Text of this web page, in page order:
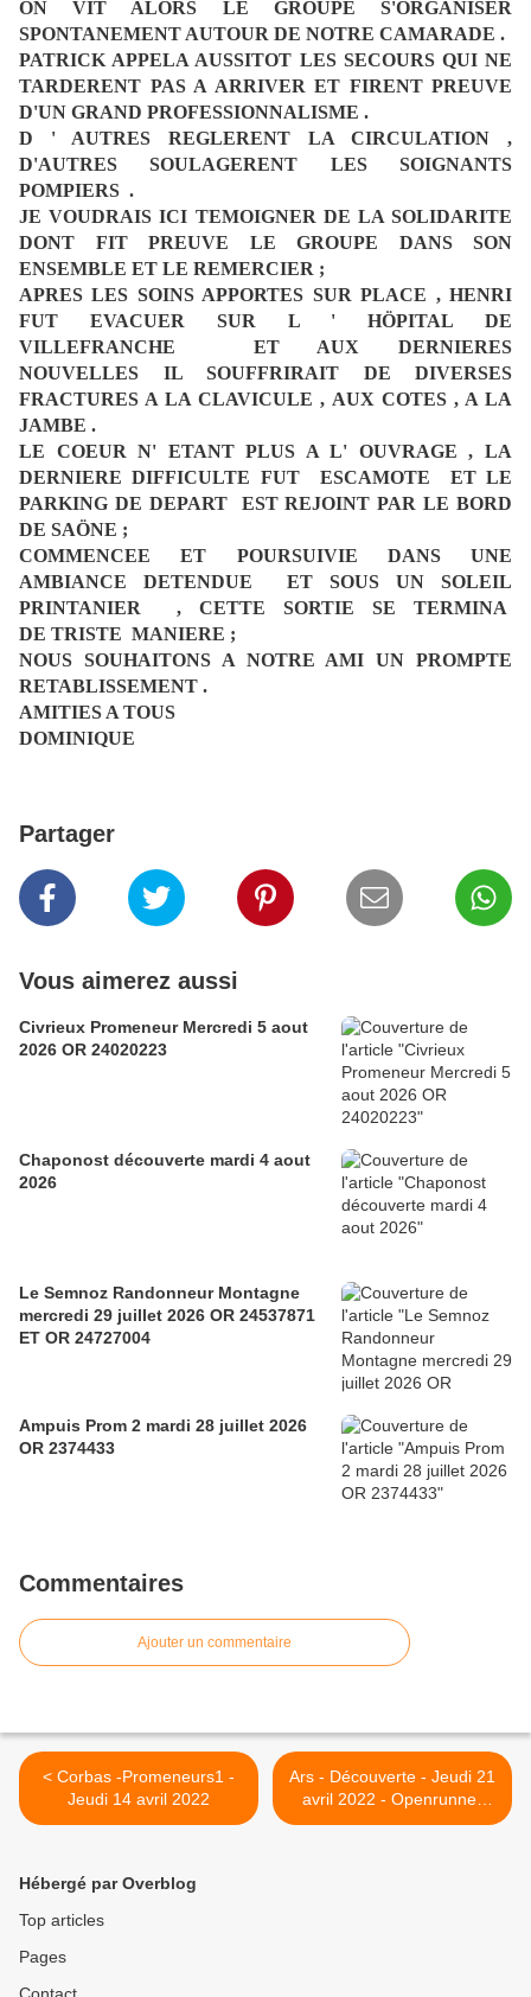
ON VIT ALORS LE GROUPE S'ORGANISER
SPONTANEMENT AUTOUR DE NOTRE CAMARADE .
PATRICK APPELA AUSSITOT LES SECOURS QUI NE
TARDERENT PAS A ARRIVER ET FIRENT PREUVE
D'UN GRAND PROFESSIONNALISME .
D ' AUTRES REGLERENT LA CIRCULATION ,
D'AUTRES SOULAGERENT LES SOIGNANTS
POMPIERS .
JE VOUDRAIS ICI TEMOIGNER DE LA SOLIDARITE
DONT FIT PREUVE LE GROUPE DANS SON
ENSEMBLE ET LE REMERCIER ;
APRES LES SOINS APPORTES SUR PLACE , HENRI
FUT EVACUER SUR L ' HÖPITAL DE
VILLEFRANCHE ET AUX DERNIERES
NOUVELLES IL SOUFFRIRAIT DE DIVERSES
FRACTURES A LA CLAVICULE , AUX COTES , A LA
JAMBE .
LE COEUR N' ETANT PLUS A L' OUVRAGE , LA
DERNIERE DIFFICULTE FUT ESCAMOTE ET LE
PARKING DE DEPART EST REJOINT PAR LE BORD
DE SAÖNE ;
COMMENCEE ET POURSUIVIE DANS UNE
AMBIANCE DETENDUE ET SOUS UN SOLEIL
PRINTANIER , CETTE SORTIE SE TERMINA
DE TRISTE MANIERE ;
NOUS SOUHAITONS A NOTRE AMI UN PROMPTE
RETABLISSEMENT .
AMITIES A TOUS
DOMINIQUE
Partager
Vous aimerez aussi
Civrieux Promeneur Mercredi 5 aout
2026 OR 24020223
Chaponost découverte mardi 4 aout
2026
Le Semnoz Randonneur Montagne
mercredi 29 juillet 2026 OR 24537871
ET OR 24727004
Ampuis Prom 2 mardi 28 juillet 2026
OR 2374433
Commentaires
Ajouter un commentaire
< Corbas -Promeneurs1 -
Jeudi 14 avril 2022
Ars - Découverte - Jeudi 21
avril 2022 - Openrunner
13951581 >
Hébergé par Overblog
Top articles
Pages